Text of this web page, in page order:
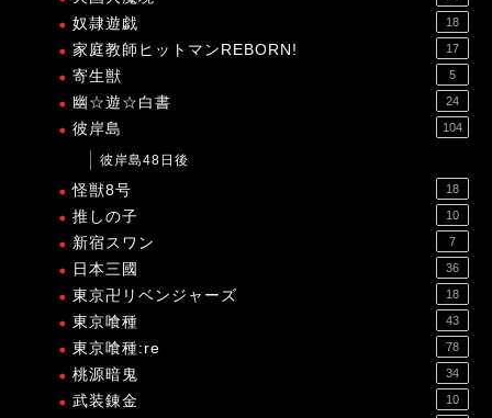
奴隷遊戯 18
家庭教師ヒットマンREBORN! 17
寄生獣 5
幽☆遊☆白書 24
彼岸島 104
彼岸島48日後
怪獣8号 18
推しの子 10
新宿スワン 7
日本三國 36
東京卍リベンジャーズ 18
東京喰種 43
東京喰種:re 78
桃源暗鬼 34
武装錬金 10